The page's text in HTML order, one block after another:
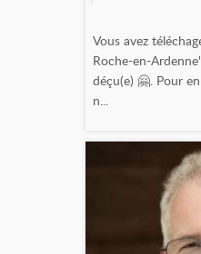
Vous avez
Roche-en-
déçu(e) 🤗. Pour
n...